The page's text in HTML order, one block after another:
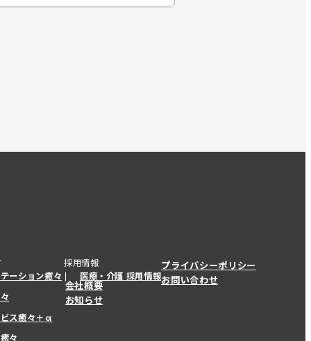
ーション癒々
ス癒々＋α
ス癒々＋
々
採用情報
医療・介護 採用情報
会社概要
お知らせ
プライバシーポリシー
お問い合わせ